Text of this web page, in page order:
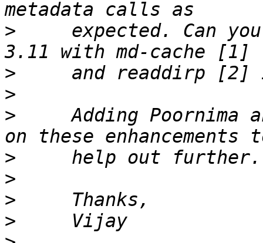
> expected. Can you
>
>
> Adding Poornima
>
>
>
>